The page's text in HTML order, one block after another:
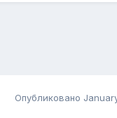
Опубликовано